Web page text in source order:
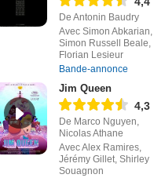
De Antonin Baudry
Avec Simon Abkarian,
Simon Russell Beale,
Florian Lesieur
Bande-annonce
Jim Queen
4,3
De Marco Nguyen,
Nicolas Athane
Avec Alex Ramires,
Jérémy Gillet, Shirley
Souagnon